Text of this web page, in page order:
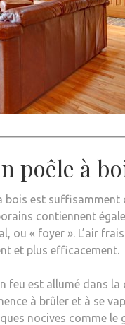
poêle à
bois est
contiennent
« foyer ». L’air
et plus efficacement.
feu est allumé dans
à brûler et à se
nocives comme